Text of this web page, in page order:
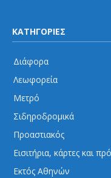
ΚΑΤΗΓΟΡΙΕΣ
Διάφορα
Λεωφορεία
Μετρό
Σιδηροδρομικά
Προαστιακός
Εισιτήρια, κάρτες και
Εκτός Αθηνών